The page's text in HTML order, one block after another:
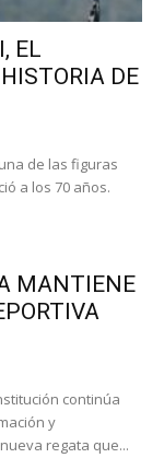
EL
DE
de las figuras
a los 70 años.
MANTIENE
continúa
y
regata que...